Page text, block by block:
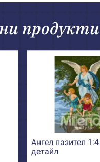
продукти
Ангел пазител
детайл